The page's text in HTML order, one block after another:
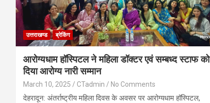
उत्तराखण्ड ब्रेकिंग
आरोग्यधाम हॉस्पिटल ने महिला डॉक्टर एवं सम्बध्द स्टाफ को
दिया आरोग्य नारी सम्मान
March 10, 2025 CTadmin No Comments
देहरादून: अंतर्राष्ट्रीय महिला दिवस के अवसर पर आरोग्यधाम हॉस्पिटल,